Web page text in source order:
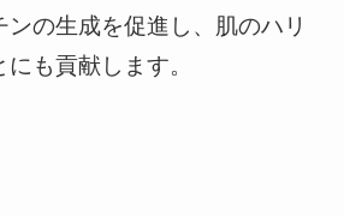
の生成を促進し、肌のハリ
も貢献します。